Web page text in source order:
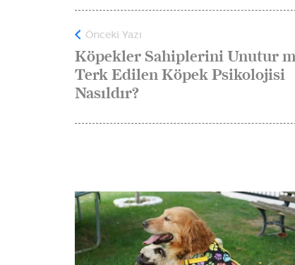
Önceki Yazı
Köpekler Sahiplerini Unutur
Terk Edilen Köpek Psikolojisi
Nasıldır?